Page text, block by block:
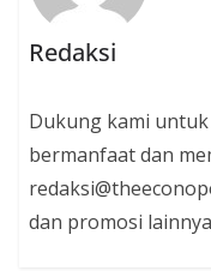
Redaksi
Dukung kami
bermanfaat dan
dan promosi